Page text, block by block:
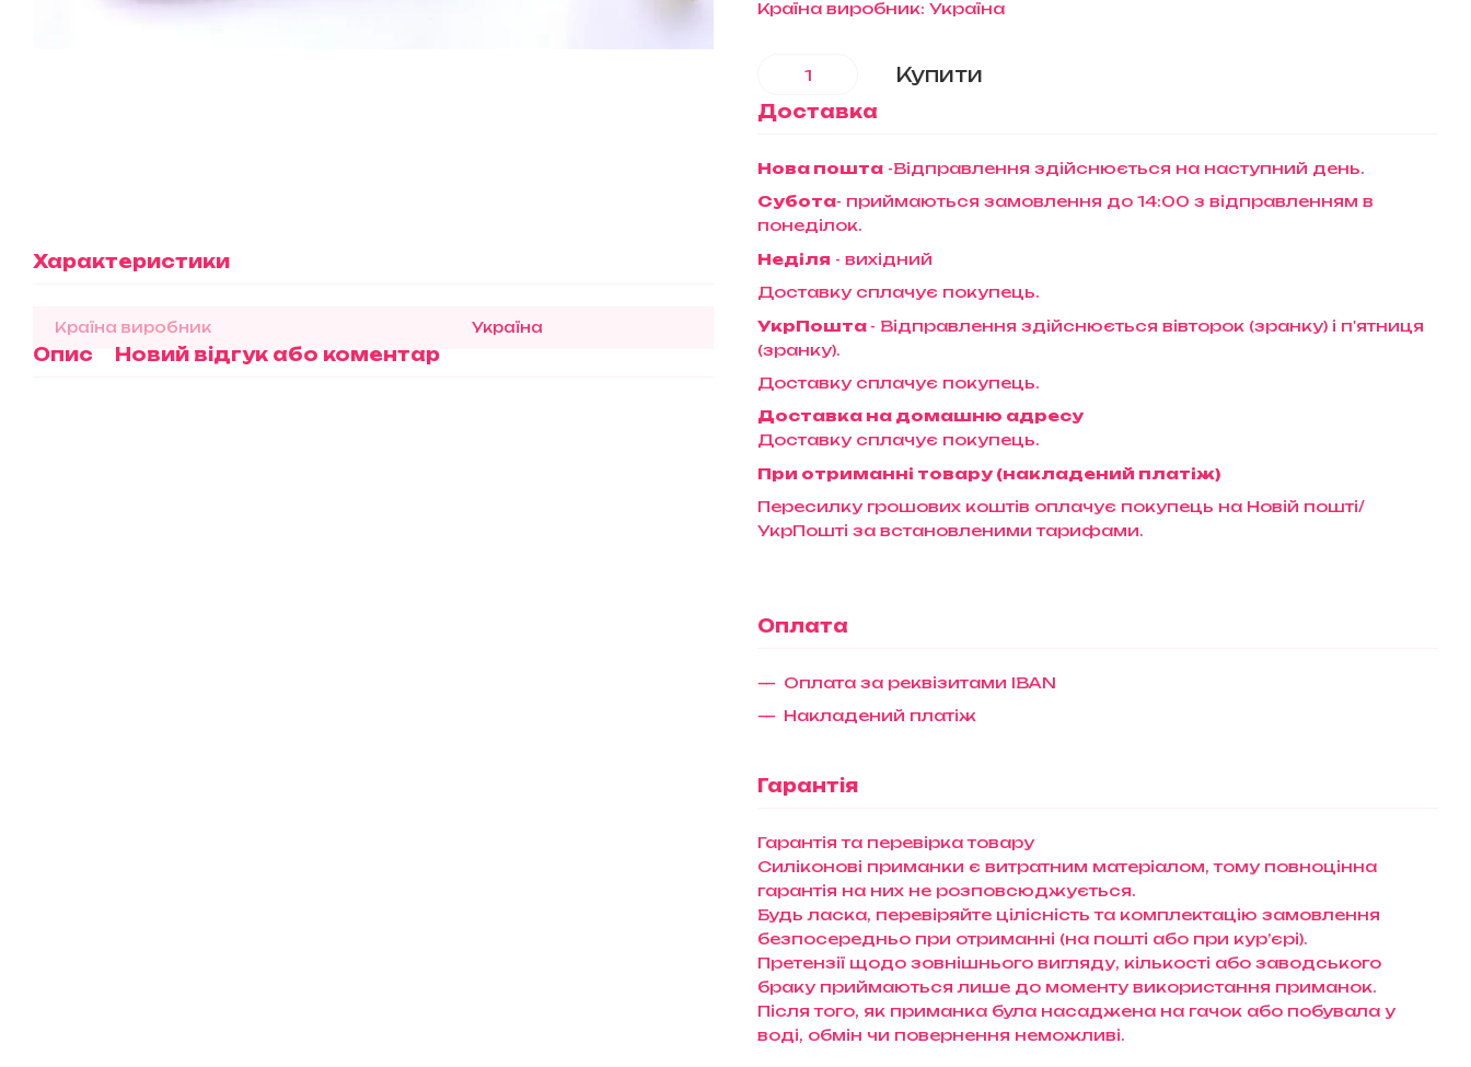
Характеристики
Країна виробник Україна
Опис Новий відгук або коментар
Країна виробник: Україна
Купити
Доставка
Нова пошта -Відправлення здійснюється на наступний день.
Субота- приймаються замовлення до 14:00 з відправленням в
понеділок.
Неділя - вихідний
Доставку сплачує покупець.
УкрПошта - Відправлення здійснюється вівторок (зранку) і п'ятниця
(зранку).
Доставку сплачує покупець.
Доставка на домашню адресу
Доставку сплачує покупець.
При отриманні товару (накладений платіж)
Пересилку грошових коштів оплачує покупець на Новій пошті/
УкрПошті за встановленими тарифами.
Оплата
Оплата за реквізитами IBAN
Накладений платіж
Гарантія
Гарантія та перевірка товару
Силіконові приманки є витратним матеріалом, тому повноцінна
гарантія на них не розповсюджується.
Будь ласка, перевіряйте цілісність та комплектацію замовлення
безпосередньо при отриманні (на пошті або при кур’єрі).
Претензії щодо зовнішнього вигляду, кількості або заводського
браку приймаються лише до моменту використання приманок.
Після того, як приманка була насаджена на гачок або побувала у
воді, обмін чи повернення неможливі.